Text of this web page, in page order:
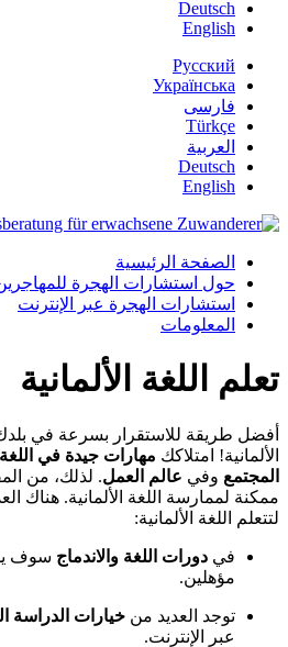
Deutsch
English
Русский
Українська
فارسی
Türkçe
العربية
Deutsch
English
الصفحة الرئيسية
حول استشارات الهجرة للمهاجرين
استشارات الهجرة عبر الإنترنت
المعلومات
تعلم اللغة الألمانية
أفضل طريقة للاستقرار بسرعة في بلدك
الألمانية! امتلاكك مهارات جيدة في اللغة
المجتمع وفي عالم العمل. لذلك، من
ممكنة لممارسة اللغة الألمانية. هناك
لتتعلم اللغة الألمانية:
في دورات اللغة والاندماج سوف
مؤهلين.
توجد العديد من خيارات الدراسة
عبر الإنترنت.